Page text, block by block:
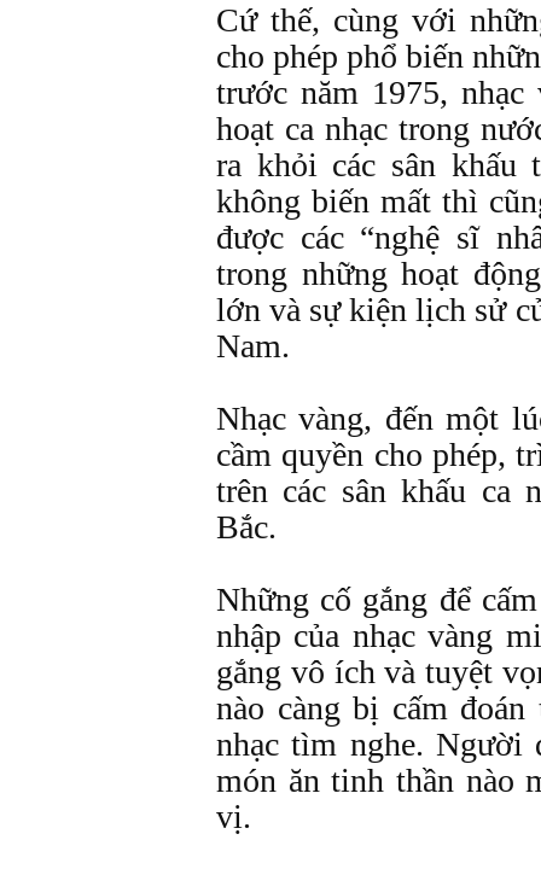
Cứ thế, cùng với
cho phép phổ biến
trước năm 1975,
hoạt ca nhạc trong
ra khỏi các sân khấu
không biến mất thì
được các “nghệ sĩ
trong những hoạt
lớn và sự kiện lịch sử
Nam.
Nhạc vàng, đến một
cầm quyền cho phép,
trên các sân khấu ca
Bắc.
Những cố gắng để
nhập của nhạc vàng
gắng vô ích và tuyệt
nào càng bị cấm
nhạc tìm nghe. Người
món ăn tinh thần nào
vị.